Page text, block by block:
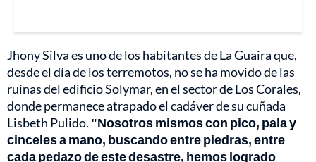
Jhony Silva es uno de los habitantes de La Guaira que,
desde el día de los terremotos, no se ha movido de las
ruinas del edificio Solymar, en el sector de Los Corales,
donde permanece atrapado el cadáver de su cuñada
Lisbeth Pulido. "Nosotros mismos con pico, pala y
cinceles a mano, buscando entre piedras, entre
cada pedazo de este desastre, hemos logrado